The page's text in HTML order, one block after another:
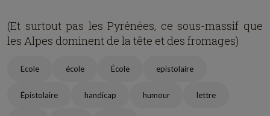
(Et surtout pas les Pyrénées, ce sous-massif que
les Alpes dominent de la tête et des fromages)
Ecole école École epistolaire
Épistolaire handicap humour lettre